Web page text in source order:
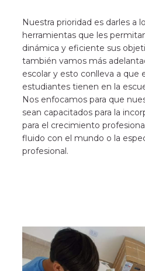
Nuestra prioridad es darles a
herramientas que les
dinámica y eficiente sus
también vamos más
escolar y esto conlleva a que
estudiantes tienen en la
Nos enfocamos para que
sean capacitados para la
para el crecimiento
fluido con el mundo o la
profesional.